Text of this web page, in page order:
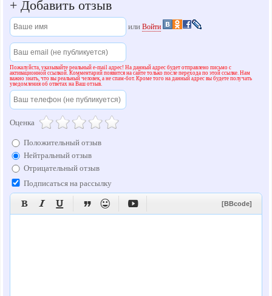
+ Добавить отзыв
илиВойти
Пожалуйста, указывайте реальный e-mail адрес! На данный адрес будет отправлено письмо с
активационной ссылкой. Комментарий появится на сайте только после перехода по этой ссылке. Нам
важно знать, что вы реальный человек, а не спам-бот. Кроме того на данный адрес вы будете получать
уведомления об ответах на Ваш отзыв.
Оценка
Положительный отзыв
Нейтральный отзыв
Отрицательный отзыв
Подписаться на рассылку
      [BBcode]